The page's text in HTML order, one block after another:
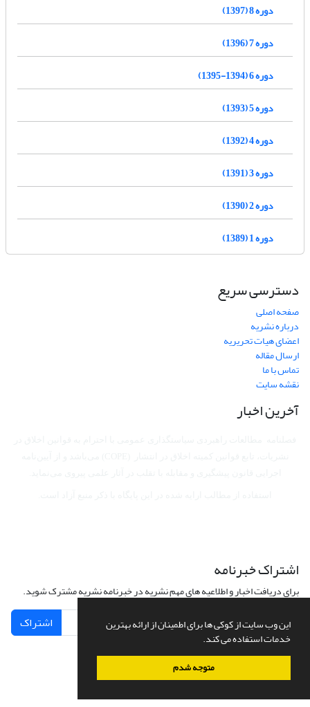
این وب سایت از کوکی ها برای اطمینان از ارائه بهترین
خدمات استفاده می کند.
متوجه شدم
دوره 8 (1397)
دوره 7 (1396)
دوره 6 (1394-1395)
دوره 5 (1393)
دوره 4 (1392)
دوره 3 (1391)
دوره 2 (1390)
دوره 1 (1389)
دسترسی سریع
صفحه اصلی
درباره نشریه
اعضای هیات تحریریه
ارسال مقاله
تماس با ما
نقشه سایت
آخرین اخبار
اشتراک خبرنامه
برای دریافت اخبار و اطلاعیه های مهم نشریه در خبرنامه نشریه مشترک شوید.
اشتراک
سامانه مدیریت نشریات علمی.طراحی و پیاده سازی ازسیناوب